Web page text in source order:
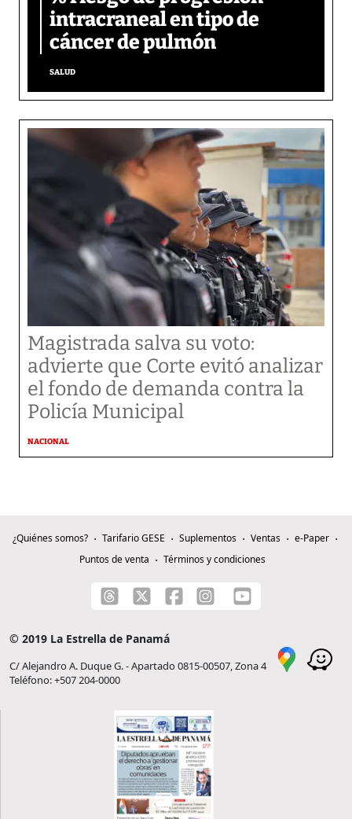
intracraneal en tipo de
cáncer de pulmón
SALUD
Magistrada salva su voto:
advierte que Corte evitó analizar
el fondo de demanda contra la
Policía Municipal
NACIONAL
¿Quiénes somos? Tarifario GESE Suplementos Ventas
e-Paper
Puntos de venta
Términos y condiciones
© 2019 La Estrella de Panamá
C/ Alejandro A. Duque G. - Apartado 0815-00507, Zona 4
Teléfono: +507 204-0000